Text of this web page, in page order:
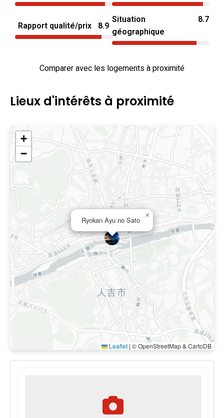
Rapport qualité/prix 8.9
Situation
géographique
8.7
Comparer avec les logements à proximité
Lieux d'intérêts à proximité
Ryokan Ayu no Sato
×
+
−
Leaflet | © OpenStreetMap & CartoDB